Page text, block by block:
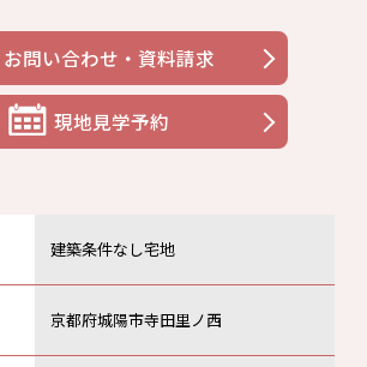
お問い合わせ・資料請求
現地見学予約
建築条件なし宅地
京都府城陽市寺田里ノ西